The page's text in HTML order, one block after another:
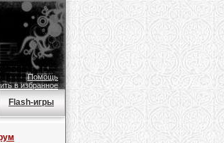
Помощь
в избранное
Flash-игры